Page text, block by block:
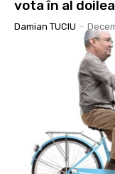
vota în al
Damian TUCIU -